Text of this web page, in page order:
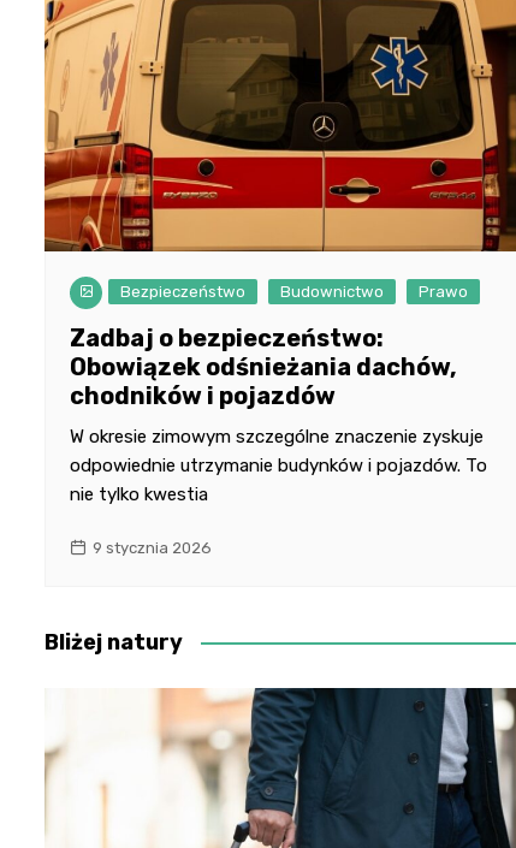
Bezpieczeństwo Budownictwo Prawo
Zadbaj o bezpieczeństwo:
Obowiązek odśnieżania dachów,
chodników i pojazdów
W okresie zimowym szczególne znaczenie zyskuje
odpowiednie utrzymanie budynków i pojazdów. To
nie tylko kwestia
9 stycznia 2026
Bliżej natury